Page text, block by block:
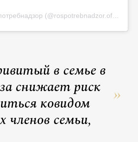
в семье в
снижает риск
ковидом
членов семьи,